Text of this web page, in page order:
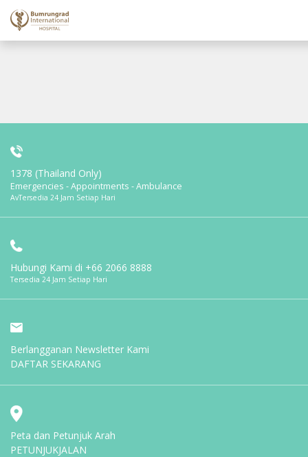
1378 (Thailand Only)
Emergencies - Appointments - Ambulance
AvTersedia 24 Jam Setiap Hari
Hubungi Kami di +66 2066 8888
Tersedia 24 Jam Setiap Hari
Berlangganan Newsletter Kami
DAFTAR SEKARANG
Peta dan Petunjuk Arah
PETUNJUKJALAN